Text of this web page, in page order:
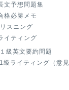
文予想問題集
格必勝メモ
スニング
イティング
級英文要約問題
級ライティング（意